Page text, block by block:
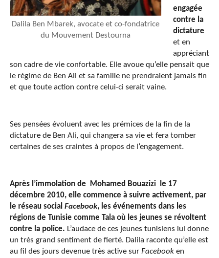
Dalila Ben Mbarek, avocate et co-fondatrice
du Mouvement Destourna
engagée
contre la
dictature
et en
appréciant
son cadre de vie confortable. Elle avoue qu’elle pensait que
le régime de Ben Ali et sa famille ne prendraient jamais fin
et que toute action contre celui-ci serait vaine.
Ses pensées évoluent avec les prémices de la fin de la
dictature de Ben Ali, qui changera sa vie et fera tomber
certaines de ses craintes à propos de l’engagement.
Après l’immolation de Mohamed Bouazizi le 17
décembre 2010, elle commence à suivre activement, par
le réseau social Facebook, les événements dans les
régions de Tunisie comme Tala où les jeunes se révoltent
contre la police. L’audace de ces jeunes tunisiens lui donne
un très grand sentiment de fierté. Dalila raconte qu’elle est
au fil des jours devenue très active sur Facebook en